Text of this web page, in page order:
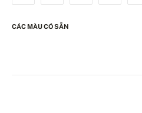
CÁC MÀU CÓ SẴN